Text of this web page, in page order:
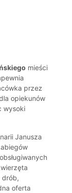
mieści
przez
opiekunów
wysoki
Janusza
drób,
oferta